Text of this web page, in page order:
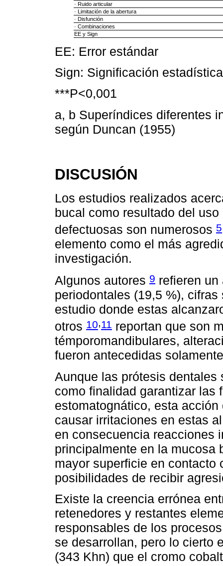
· Ruido articular
· Limitación de la abertura
· Disfunción
· Combinaciones
EE y Sign
EE: Error estándar
Sign: Significación estadística
***P<0,001
a, b Superíndices diferentes
según Duncan (1955)
DISCUSIÓN
Los estudios realizados
bucal como resultado del
defectuosas son numerosos 5
elemento como el más
investigación.
Algunos autores 9 refieren
periodontales (19,5 %),
estudio donde estas
otros 10,11 reportan que son
témporomandibulares,
fueron antecedidas
Aunque las prótesis
como finalidad garantizar las
estomatognático, esta
causar irritaciones en estas
en consecuencia reacciones
principalmente en la mucosa
mayor superficie en contacto
posibilidades de recibir
Existe la creencia errónea
retenedores y restantes
responsables de los
se desarrollan, pero lo cierto
(343 Khn) que el cromo